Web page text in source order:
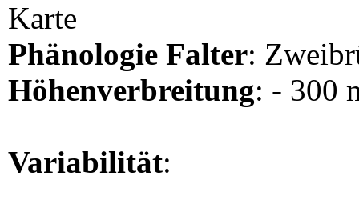
Karte
Phänologie Falter:
Höhenverbreitung: - 300
Variabilität: